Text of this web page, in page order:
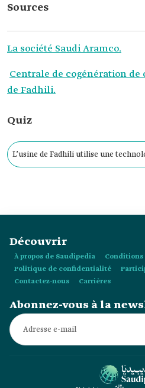
Sources
La société Saudi Aramco.
Centrale de cogénération
de Fadhili.
Quiz
L’usine de Fadhili utilise une
Découvrir
À propos de Saudipedia
Politique de confidentialité
Contactez-nous
Carrières
Abonnez-vous à la